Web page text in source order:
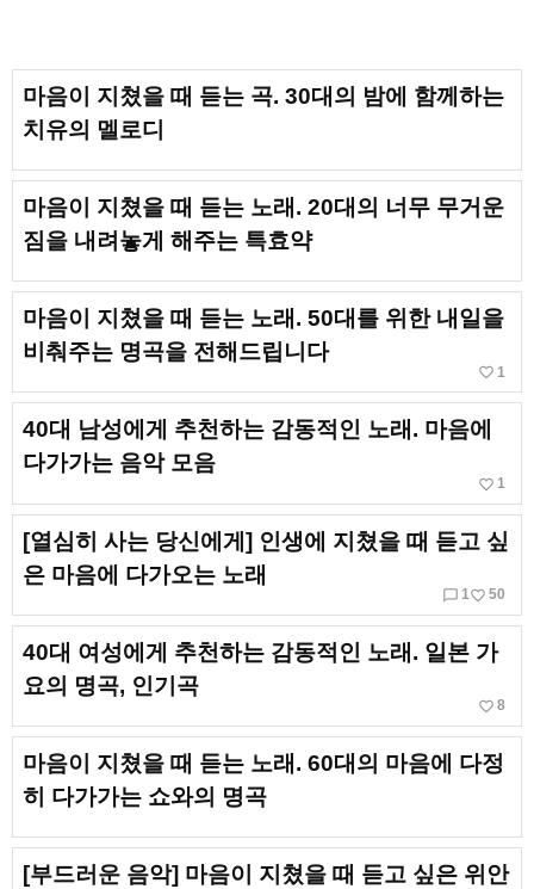
마음이 지쳤을 때 듣는 곡. 30대의 밤에 함께하는
치유의 멜로디
마음이 지쳤을 때 듣는 노래. 20대의 너무 무거운
짐을 내려놓게 해주는 특효약
마음이 지쳤을 때 듣는 노래. 50대를 위한 내일을
비춰주는 명곡을 전해드립니다
favorite_border 1
40대 남성에게 추천하는 감동적인 노래. 마음에
다가가는 음악 모음
favorite_border 1
[열심히 사는 당신에게] 인생에 지쳤을 때 듣고 싶
은 마음에 다가오는 노래
chat_bubble_outline 1 favorite_border 50
40대 여성에게 추천하는 감동적인 노래. 일본 가
요의 명곡, 인기곡
favorite_border 8
마음이 지쳤을 때 듣는 노래. 60대의 마음에 다정
히 다가가는 쇼와의 명곡
[부드러운 음악] 마음이 지쳤을 때 듣고 싶은 위안